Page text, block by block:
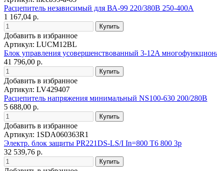
Расцепитель независимый для ВА-99 220/380В 250-400А
1 167,04 р.
Добавить в избранное
Артикул: LUCM12BL
Блок управления усовершенствованный 3-12A
41 796,00 р.
Добавить в избранное
Артикул: LV429407
Расцепитель напряжения минимальный NS100-630 200/280В
5 688,00 р.
Добавить в избранное
Артикул: 1SDA060363R1
Электр. блок защиты PR221DS-LS/I In=800 T6 800 3p
32 539,76 р.